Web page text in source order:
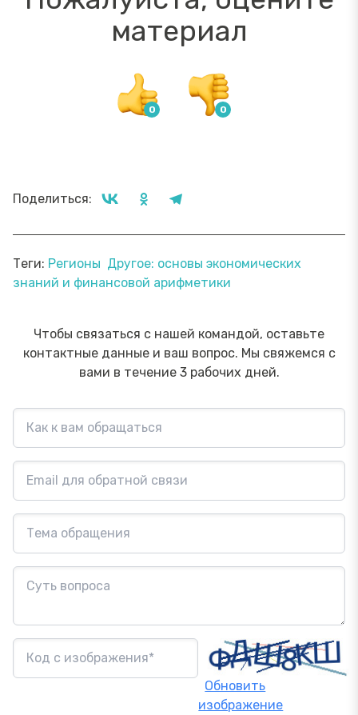
материал
Поделиться:
Теги: Регионы Другое: основы экономических
знаний и финансовой арифметики
Чтобы связаться с нашей командой, оставьте
контактные данные и ваш вопрос. Мы свяжемся с
вами в течение 3 рабочих дней.
Обновить
изображение